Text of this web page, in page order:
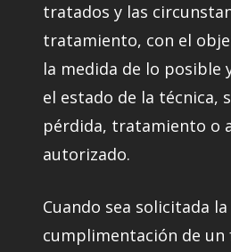
tratados y las
tratamiento, con el
la medida de lo posible
el estado de la técnica,
pérdida, tratamiento o
autorizado.
Cuando sea solicitada la
cumplimentación de